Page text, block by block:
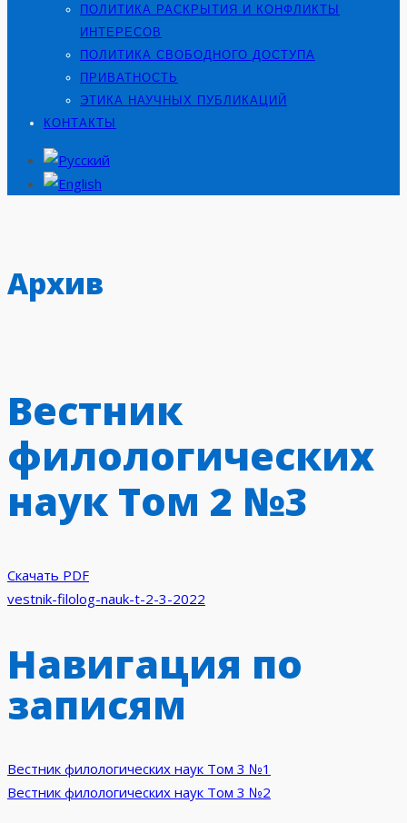
ПОЛИТИКА РАСКРЫТИЯ И КОНФЛИКТЫ
ИНТЕРЕСОВ
ПОЛИТИКА СВОБОДНОГО ДОСТУПА
ПРИВАТНОСТЬ
ЭТИКА НАУЧНЫХ ПУБЛИКАЦИЙ
КОНТАКТЫ
Архив
Вестник
филологических
наук Том 2 №3
Скачать PDF
vestnik-filolog-nauk-t-2-3-2022
Навигация по
записям
Вестник филологических наук Том 3 №1
Вестник филологических наук Том 3 №2